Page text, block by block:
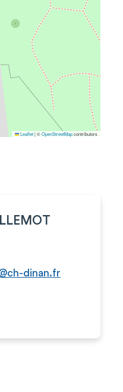
Leaflet|©OpenStreetMapcontributors
dinan.fr